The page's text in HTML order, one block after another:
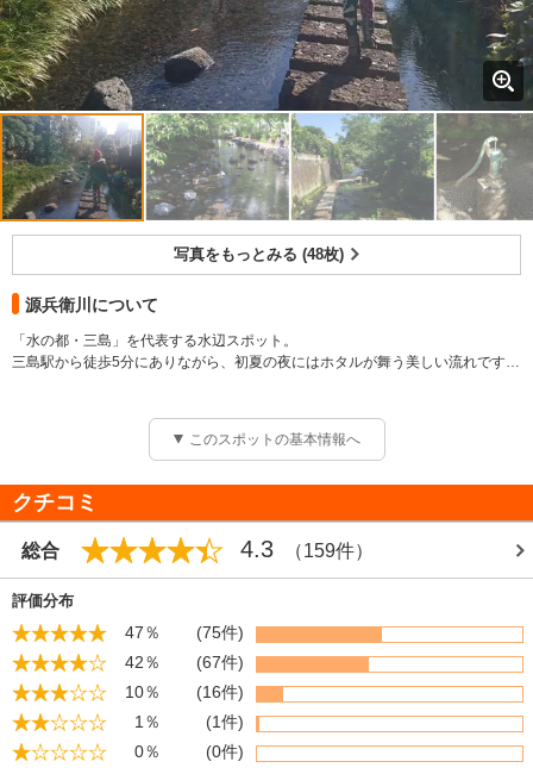
写真をもっとみる (48枚)
源兵衛川について
「水の都・三島」を代表する水辺スポット。
三島駅から徒歩5分にありながら、初夏の夜にはホタルが舞う美しい流れです。
その他 その他 駐車場はありません。
このスポットの基本情報へ
クチコミ
総合 4.3 （159件）
評価分布
47％
(75件)
42％
(67件)
10％
(16件)
1％
(1件)
0％
(0件)